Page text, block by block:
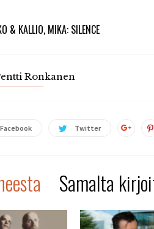
& KALLIO, MIKA: SILENCE
Ronkanen
Facebook Twitter
Samalta